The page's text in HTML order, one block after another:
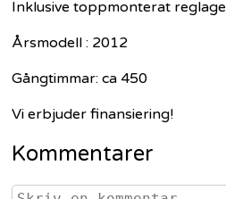
Inklusive toppmonterat reglage
Årsmodell : 2012
Gångtimmar: ca 450
Vi erbjuder finansiering!
Kommentarer